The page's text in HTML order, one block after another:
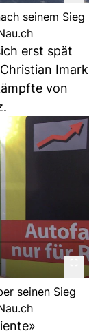
seinem Sieg
erst spät
Christian Imark
von
seinen Sieg